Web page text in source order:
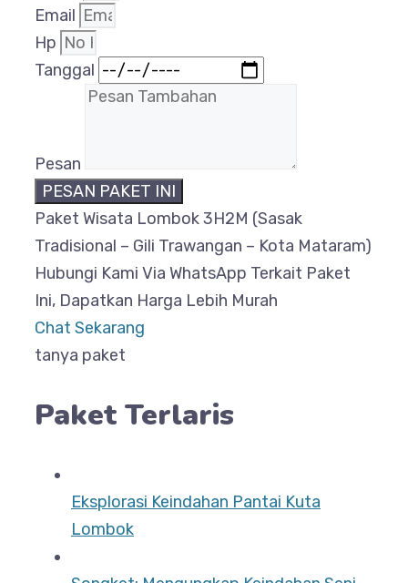
Email
Hp
Tanggal
Pesan
PESAN PAKET INI
Paket Wisata Lombok 3H2M (Sasak
Tradisional – Gili Trawangan – Kota Mataram)
Hubungi Kami Via WhatsApp Terkait Paket
Ini, Dapatkan Harga Lebih Murah
Chat Sekarang
tanya paket
Paket Terlaris
Eksplorasi Keindahan Pantai Kuta
Lombok